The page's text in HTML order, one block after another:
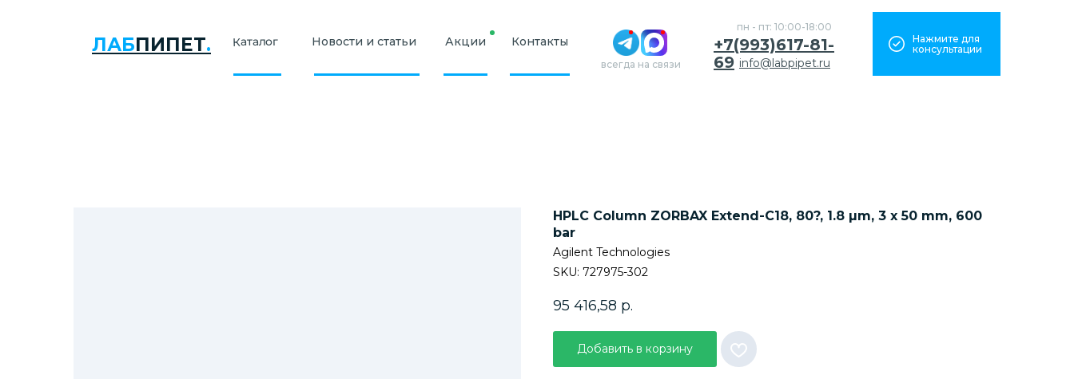
ЛАБПИПЕТ.
Нажмите для
консультации
пн - пт: 10:00-18:00
info@labpipet.ru
Каталог Контакты
Новости и статьи
всегда на связи
+7(993)617-81-
69
Акции
HPLC Column ZORBAX Extend-C18, 80?, 1.8 µm, 3 x 50 mm, 600
bar
Agilent Technologies
SKU: 727975-302
95 416,58 р.
Добавить в корзину